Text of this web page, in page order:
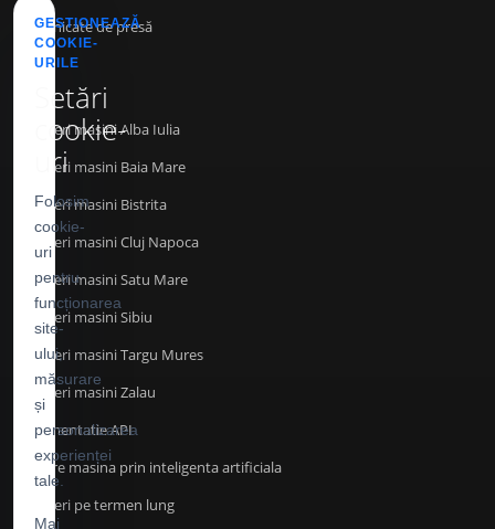
Comunicate de presă
Inchirieri masini Alba Iulia
Inchirieri masini Baia Mare
Inchirieri masini Bistrita
Inchirieri masini Cluj Napoca
Inchirieri masini Satu Mare
Inchirieri masini Sibiu
Inchirieri masini Targu Mures
Inchirieri masini Zalau
Documentatie API
Cautare masina prin inteligenta artificiala
Inchirieri pe termen lung
GESTIONEAZĂ
COOKIE-
URILE
Setări
cookie-
uri
Folosim
cookie-
uri
pentru
funcționarea
site-
ului,
măsurare
și
personalizarea
experienței
tale.
Mai